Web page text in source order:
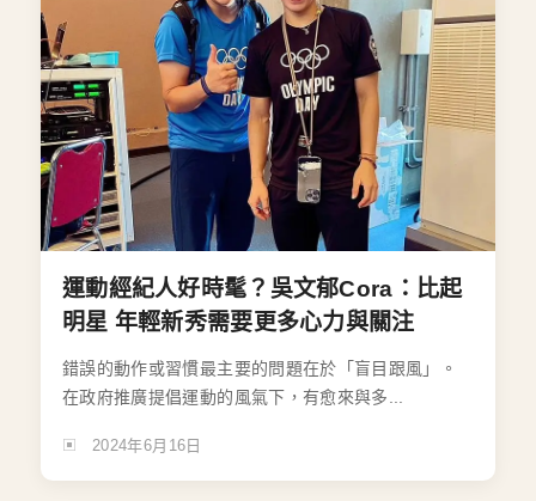
運動經紀人好時髦？吳文郁Cora：比起
明星 年輕新秀需要更多心力與關注
錯誤的動作或習慣最主要的問題在於「盲目跟風」。
在政府推廣提倡運動的風氣下，有愈來與多...
2024年6月16日